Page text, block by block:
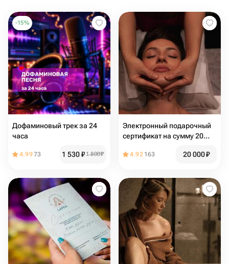
-15%
Дофаминовый трек за 24
часа
4.9973 1 530₽1 800₽
Электронный подарочный
сертификат на сумму 20
4.92 163 20 000₽